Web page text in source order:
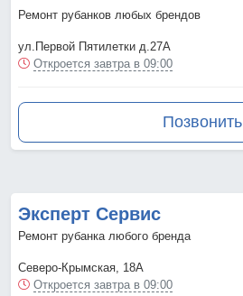
Ремонт рубанков любых брендов
ул.Первой Пятилетки д.27А
Откроется завтра в 09:00
Позвонить
Эксперт Сервис
Ремонт рубанка любого бренда
Северо-Крымская, 18А
Откроется завтра в 09:00